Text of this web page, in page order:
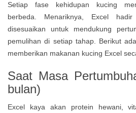
Setiap fase kehidupan kucing
berbeda. Menariknya, Excel
disesuaikan untuk mendukung
pemulihan di setiap tahap. Berikut
memberikan makanan kucing Excel
Saat Masa
bulan)
Excel kaya akan protein hewani,